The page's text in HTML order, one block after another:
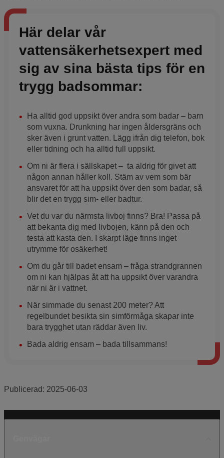
Här delar vår
vattensäkerhetsexpert med
sig av sina bästa tips för en
trygg badsommar:
Ha alltid god uppsikt över andra som badar – barn
som vuxna. Drunkning har ingen åldersgräns och
sker även i grunt vatten. Lägg ifrån dig telefon, bok
eller tidning och ha alltid full uppsikt.
Om ni är flera i sällskapet – ta aldrig för givet att
någon annan håller koll. Stäm av vem som bär
ansvaret för att ha uppsikt över den som badar, så
blir det en trygg sim- eller badtur.
Vet du var du närmsta livboj finns? Bra! Passa på
att bekanta dig med livbojen, känn på den och
testa att kasta den. I skarpt läge finns inget
utrymme för osäkerhet!
Om du går till badet ensam – fråga strandgrannen
om ni kan hjälpas åt att ha uppsikt över varandra
när ni är i vattnet.
När simmade du senast 200 meter? Att
regelbundet besikta sin simförmåga skapar inte
bara trygghet utan räddar även liv.
Bada aldrig ensam – bada tillsammans!
Publicerad: 2025-06-03